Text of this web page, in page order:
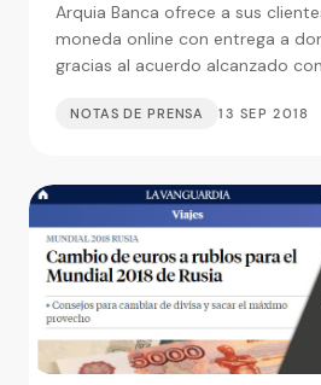
domicilio
Arquia Banca ofrece a sus
moneda online con entrega a
gracias al acuerdo alcanzado
NOTAS DE PRENSA 13 SEP 2018